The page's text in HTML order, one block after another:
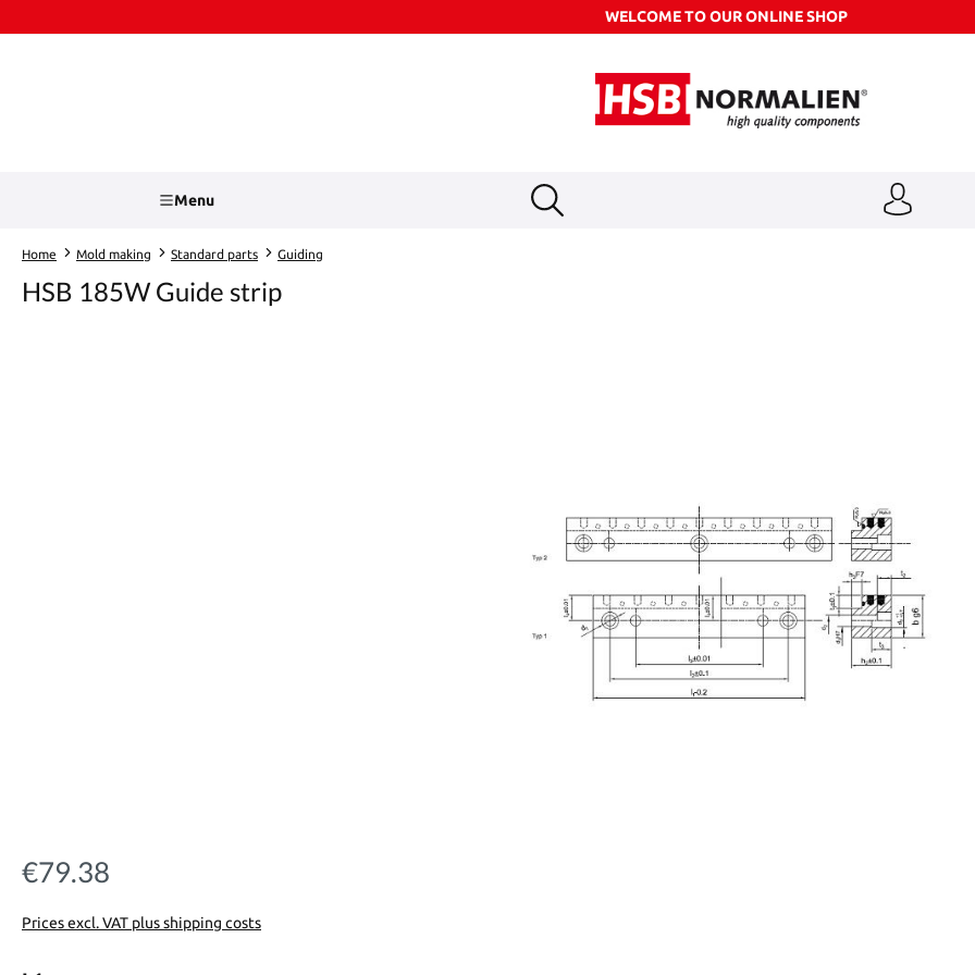
WELCOME TO OUR ONLINE SHOP
Menu
Home Mold making Standard parts Guiding
HSB 185W Guide strip
Regular price:
€79.38
Prices excl. VAT plus shipping costs